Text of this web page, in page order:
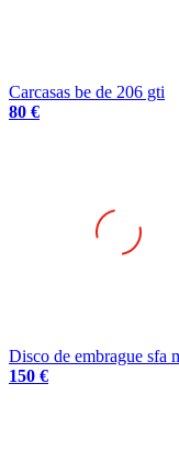
80 €
150 €